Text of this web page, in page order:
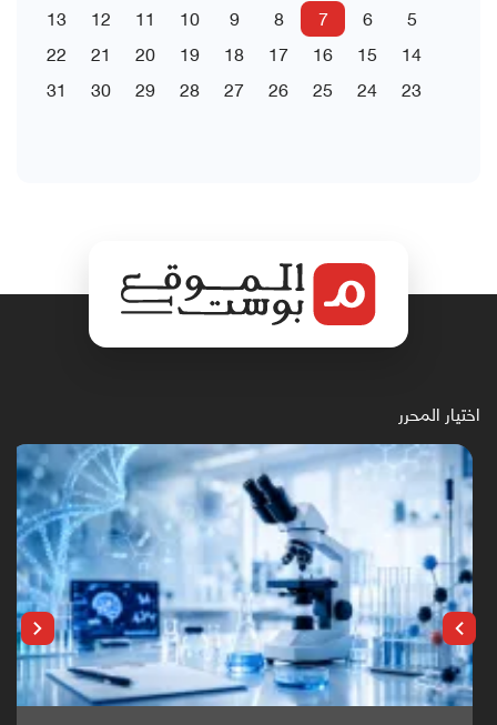
5
6
7
8
9
10
11
12
13
14
15
16
17
18
19
20
21
22
23
24
25
26
27
28
29
30
31
اختيار المحرر